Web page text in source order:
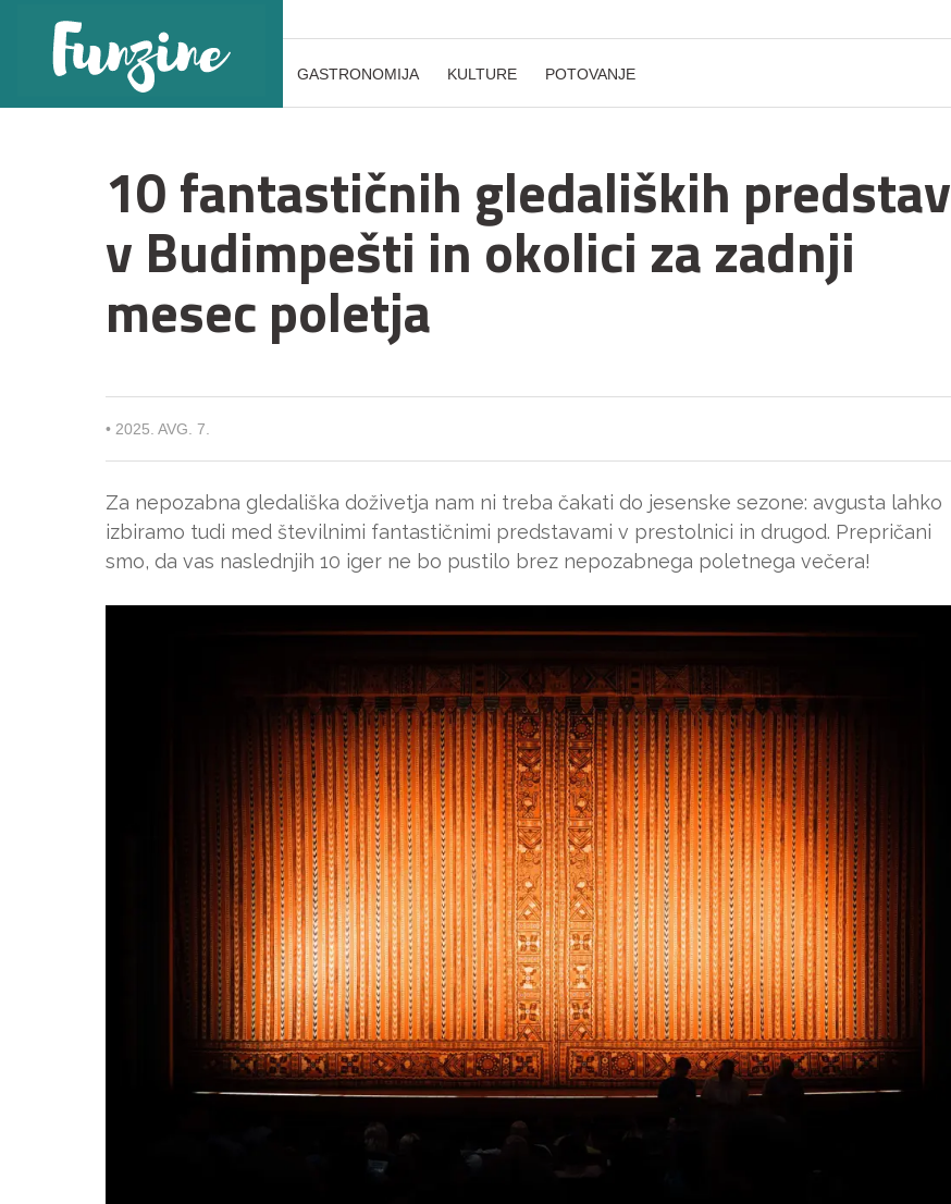
GASTRONOMIJA KULTURE POTOVANJE
10 fantastičnih gledaliških predstav
v Budimpešti in okolici za zadnji
mesec poletja
• 2025. AVG. 7.
Za nepozabna gledališka doživetja nam ni treba čakati do jesenske sezone: avgusta lahko
izbiramo tudi med številnimi fantastičnimi predstavami v prestolnici in drugod. Prepričani
smo, da vas naslednjih 10 iger ne bo pustilo brez nepozabnega poletnega večera!